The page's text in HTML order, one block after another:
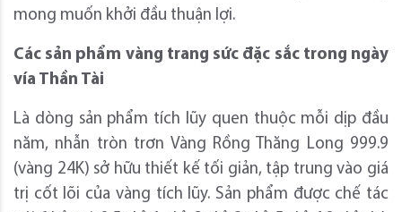
mong muốn khởi đầu thuận lợi.
Các sản phẩm vàng trang sức đặc sắc trong ngày
vía Thần Tài
Là dòng sản phẩm tích lũy quen thuộc mỗi dịp đầu
năm, nhẫn tròn trơn Vàng Rồng Thăng Long 999.9
(vàng 24K) sở hữu thiết kế tối giản, tập trung vào giá
trị cốt lõi của vàng tích lũy. Sản phẩm được chế tác